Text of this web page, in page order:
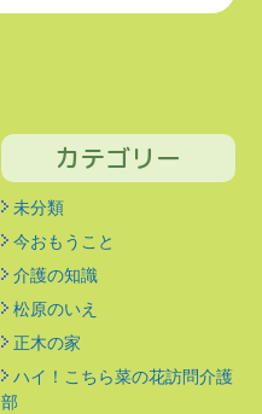
カテゴリー
未分類
今おもうこと
介護の知識
松原のいえ
正木の家
ハイ！こちら菜の花訪問介護
部